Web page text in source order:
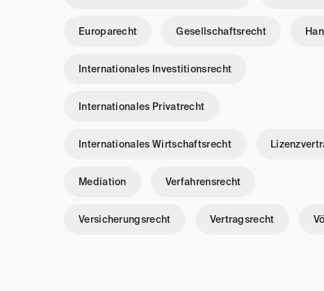
Europarecht Gesellschaftsrecht
Internationales Investitionsrecht
Internationales Privatrecht
Internationales Wirtschaftsrecht
Mediation Verfahrensrecht
Versicherungsrecht Vertragsrecht